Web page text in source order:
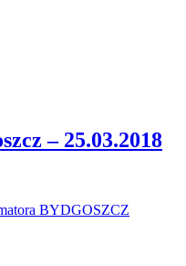
– 25.03.2018
BYDGOSZCZ